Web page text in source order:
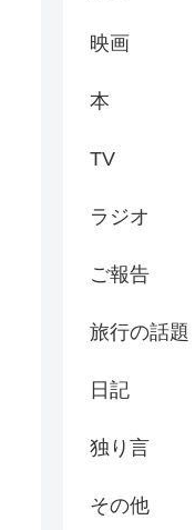
映画
本
TV
ラジオ
ご報告
旅行の話題
日記
独り言
その他